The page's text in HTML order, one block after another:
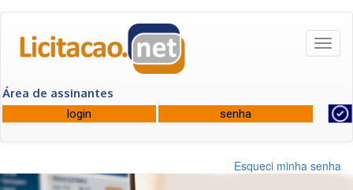
Área de assinantes
Esqueci minha senha